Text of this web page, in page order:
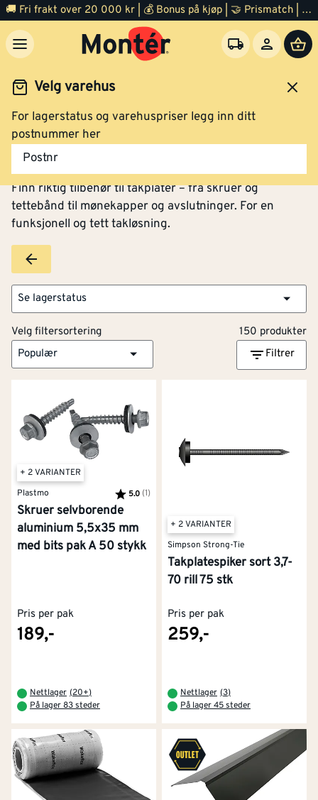
🚚 Fri frakt over 20 000 kr | 💰 Bonus på kjøp | 🤝 Prismatch | ⭐ 100% fornøyd garanti | 🏪 140 byggevarehus
Velg varehus
For lagerstatus og varehuspriser legg inn ditt
postnummer her
Postnr
Tak og pipe Takplater
Tilbehør til takplater
Finn riktig tilbehør til takplater – fra skruer og
tettebånd til mønekapper og avslutninger. For en
funksjonell og tett takløsning.
Se lagerstatus
Velg filtersortering
150 produkter
Populær
Filtrer
+ 2 VARIANTER
Plastmo
Karakter:
5.0 (1)
Skruer selvborende
aluminium 5,5x35 mm
med bits pak A 50 stykk
Pris per pak
189,-
Nettlager (20+)
På lager 83 steder
+ 2 VARIANTER
Simpson Strong-Tie
Takplatespiker sort 3,7-
70 rill 75 stk
Pris per pak
259,-
Nettlager (3)
På lager 45 steder